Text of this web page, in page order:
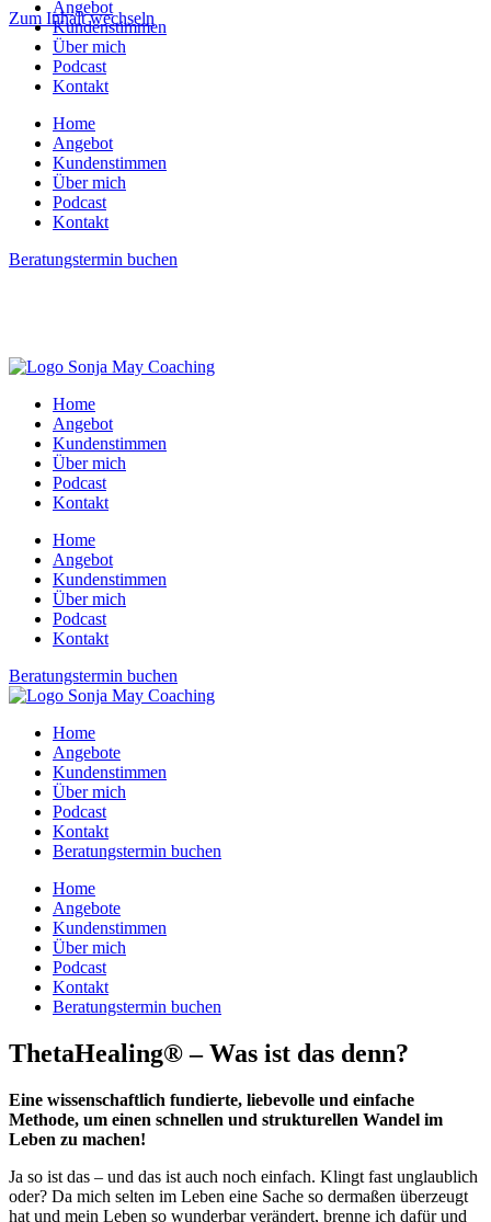
Zum Inhalt wechseln
Angebot
Kundenstimmen
Über mich
Podcast
Kontakt
Home
Angebot
Kundenstimmen
Über mich
Podcast
Kontakt
Beratungstermin buchen
Home
Angebot
Kundenstimmen
Über mich
Podcast
Kontakt
Home
Angebot
Kundenstimmen
Über mich
Podcast
Kontakt
Beratungstermin buchen
Home
Angebote
Kundenstimmen
Über mich
Podcast
Kontakt
Beratungstermin buchen
Home
Angebote
Kundenstimmen
Über mich
Podcast
Kontakt
Beratungstermin buchen
ThetaHealing® – Was ist das denn?
Eine wissenschaftlich fundierte, liebevolle und einfache
Methode, um einen schnellen und strukturellen Wandel im
Leben zu machen!
Ja so ist das – und das ist auch noch einfach. Klingt fast unglaublich
oder? Da mich selten im Leben eine Sache so dermaßen überzeugt
hat und mein Leben so wunderbar verändert, brenne ich dafür und